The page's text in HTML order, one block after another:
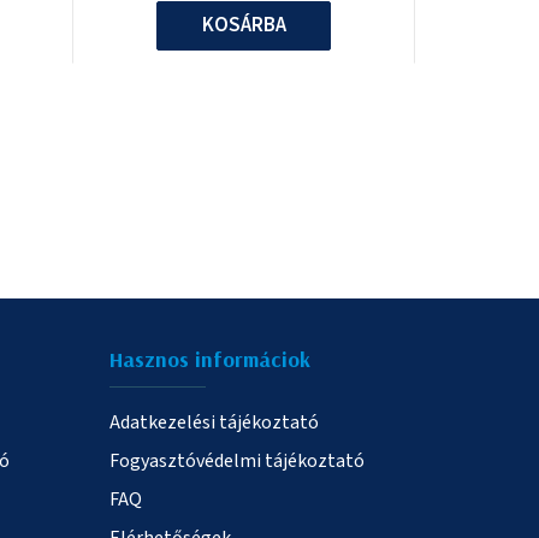
KOSÁRBA
Hasznos informáciok
Adatkezelési tájékoztató
Fogyasztóvédelmi tájékoztató
FAQ